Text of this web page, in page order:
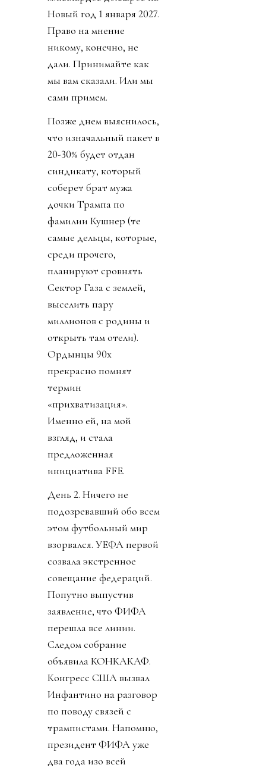
Новый год 1 января 2027.
Право на мнение
никому, конечно, не
дали. Принимайте как
мы вам сказали. Или мы
сами примем.
Позже днем выяснилось,
что изначальный пакет в
20-30% будет отдан
синдикату, который
соберет брат мужа
дочки Трампа по
фамилии Кушнер (те
самые дельцы, которые,
среди прочего,
планируют сровнять
Сектор Газа с землей,
выселить пару
миллионов с родины и
открыть там отели).
Ордынцы 90х
прекрасно помнят
термин
«прихватизация».
Именно ей, на мой
взгляд, и стала
предложенная
инициатива FFE.
День 2. Ничего не
подозревавший обо всем
этом футбольный мир
взорвался. УЕФА первой
созвала экстренное
совещание федераций.
Попутно выпустив
заявление, что ФИФА
перешла все линии.
Следом собрание
объявила КОНКАКАФ.
Конгресс США вызвал
Инфантино на разговор
по поводу связей с
трампистами. Напомню,
президент ФИФА уже
два года изо всей